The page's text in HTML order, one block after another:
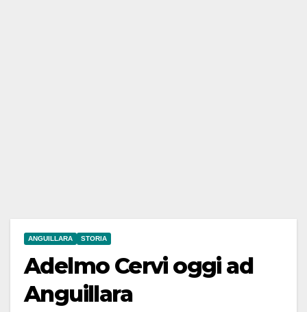
ANGUILLARA STORIA
Adelmo Cervi oggi ad
Anguillara